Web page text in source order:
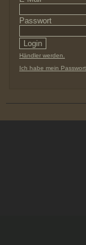
Passwort
Händler werden.
Ich habe mein